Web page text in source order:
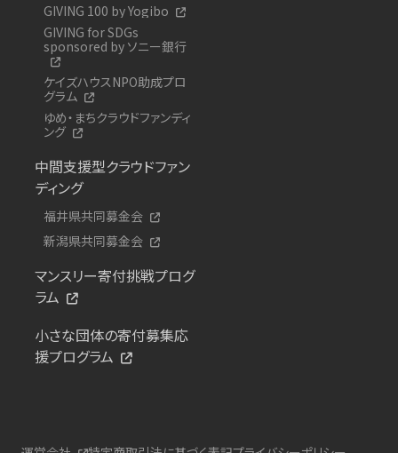
GIVING 100 by Yogibo
GIVING for SDGs
sponsored by ソニー銀行
ケイズハウスNPO助成プロ
グラム
ゆめ・まちクラウドファンディ
ング
中間支援型クラウドファン
ディング
福井県共同募金会
新潟県共同募金会
マンスリー寄付挑戦プログ
ラム
小さな団体の寄付募集応
援プログラム